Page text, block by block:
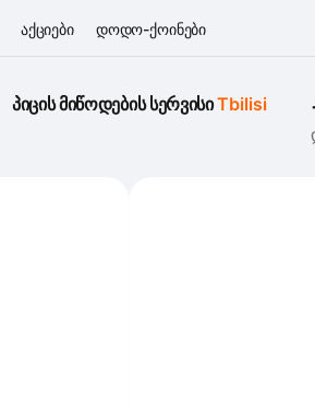
აქციები დოდო-ქოინები
პიცის მიწოდების სერვისი Tbilisi